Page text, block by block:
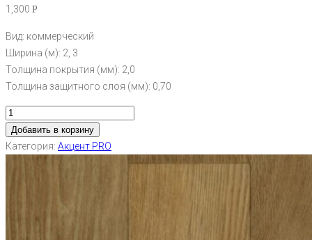
1,300 Р
Вид: коммерческий
Ширина (м): 2, 3
Толщина покрытия (мм): 2,0
Толщина защитного слоя (мм): 0,70
Добавить в корзину
Категория: Акцент PRO